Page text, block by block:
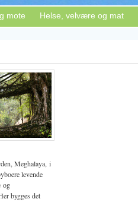
mote Helse, velvære og mat
Meghalaya, i
levende
og
bygges det